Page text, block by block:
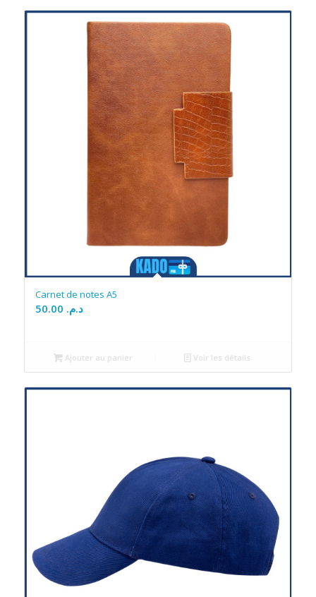
Carnet de notes A5
د.م.
Ajouter au panier Voir les détails